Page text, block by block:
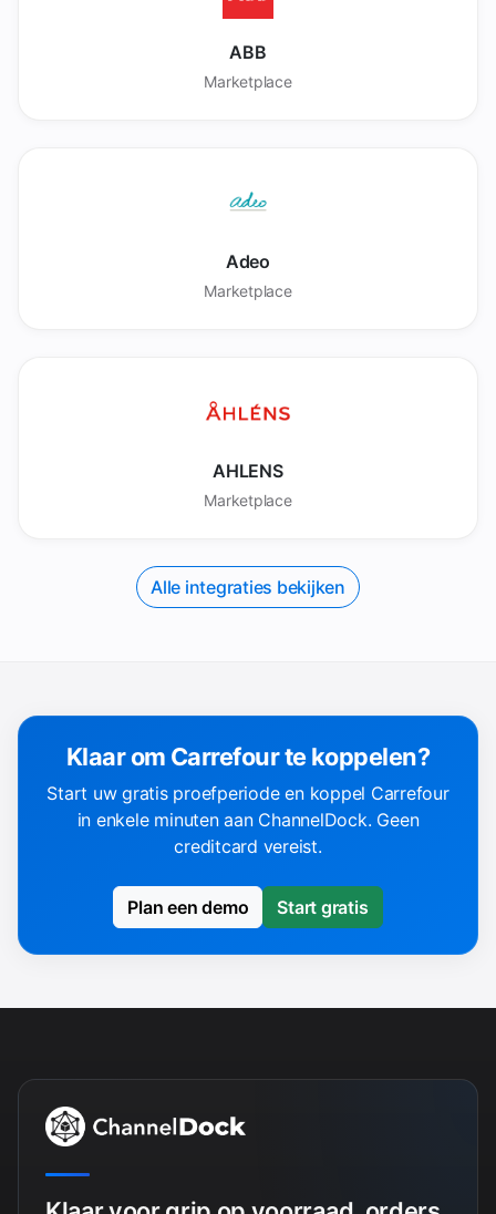
ABB
Marketplace
Adeo
Marketplace
AHLENS
Marketplace
Alle integraties bekijken
Klaar om Carrefour te koppelen?
Start uw gratis proefperiode en koppel Carrefour
in enkele minuten aan ChannelDock. Geen
creditcard vereist.
Plan een demo Start gratis